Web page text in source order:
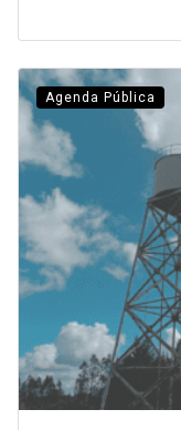
Agenda Pública